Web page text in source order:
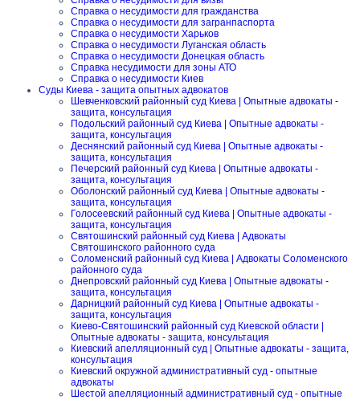
Справка о несудимости для гражданства
Справка о несудимости для загранпаспорта
Справка о несудимости Харьков
Справка о несудимости Луганская область
Справка о несудимости Донецкая область
Справка несудимости для зоны АТО
Справка о несудимости Киев
Суды Киева - защита опытных адвокатов
Шевченковский районный суд Киева | Опытные адвокаты -
защита, консультация
Подольский районный суд Киева | Опытные адвокаты -
защита, консультация
Деснянский районный суд Киева | Опытные адвокаты -
защита, консультация
Печерский районный суд Киева | Опытные адвокаты -
защита, консультация
Оболонский районный суд Киева | Опытные адвокаты -
защита, консультация
Голосеевский районный суд Киева | Опытные адвокаты -
защита, консультация
Святошинский районный суд Киева | Адвокаты
Святошинского районного суда
Соломенский районный суд Киева | Адвокаты Соломенского
районного суда
Днепровский районный суд Киева | Опытные адвокаты -
защита, консультация
Дарницкий районный суд Киева | Опытные адвокаты -
защита, консультация
Киево-Святошинский районный суд Киевской области |
Опытные адвокаты - защита, консультация
Киевский апелляционный суд | Опытные адвокаты - защита,
консультация
Киевский окружной административный суд - опытные
адвокаты
Шестой апелляционный административный суд - опытные